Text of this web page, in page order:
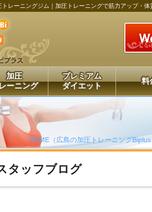
レーニングジム｜加圧トレーニングで筋力アップ・
加圧
ーニング
プレミアム
ダイエット
料
HOME（広島の加圧トレーニングBiplus
タッフブログ